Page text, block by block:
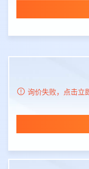
询价失败，点击立